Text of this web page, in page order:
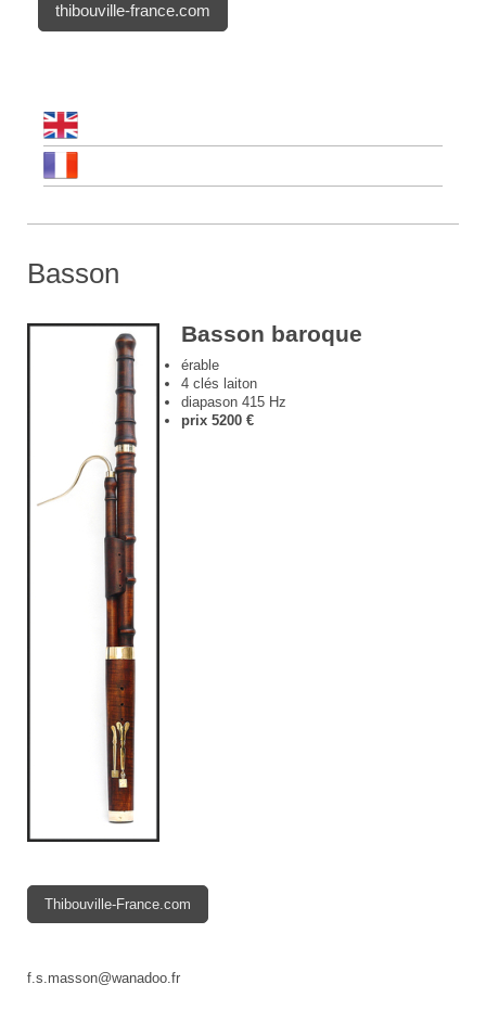
thibouville-france.com
Basson
Basson baroque
érable
4 clés laiton
diapason 415 Hz
prix 5200 €
Thibouville-France.com
f.s.masson@wanadoo.fr